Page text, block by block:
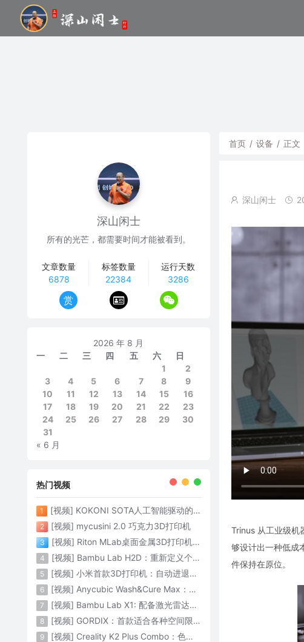
首页 / 设备 / 正文
深山闲士
Trinus 从工业级机
够设计出一种低成
件保持在原位。
深山闲士
所有的光芒，都需要时间才能被看到。
文章数量
6878
标签数量
22384
运行天数
3286
赏
2026 年 8 月
一
二 三 四 五 六
日
1
2
3
4 5 6 7 8
9
10
11 12 13 14 15
16
17
18 19 20 21 22
23
24
25 26 27 28 29
30
31
« 6 月
热门视频
1 [视频] KOKONI SOTA人工智能驱动的3D打印革命 倒立打印600mm/s
2 [视频] mycusini 2.0 巧克力3D打印机
3 [视频] Riton MLab桌面金属3D打印机：体积小性能强大
4 [视频] Bambu Lab H2D：重新定义个人智造
5 [视频] 小米首款3D打印机：自动进退料、AI云切片、人脸拍照建模 3D玩家兴趣首选
6 [视频] Anycubic Wash&Cure Max：清洗+后固化二合一设备
7 [视频] Bambu Lab X1: 配备激光雷达和人工智能的CoreXY彩色3D打印机
8 [视频] GORDIX：首款适合各种空间限制的3合1便携式数控机床
9 [视频] Creality K2 Plus Combo：色彩与尺寸的史诗级飞跃